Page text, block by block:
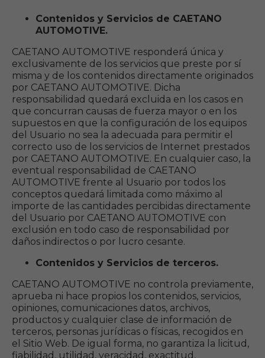
Contenidos y Servicios de CAETANO
AUTOMOTIVE.
CAETANO AUTOMOTIVE responderá única y
exclusivamente de los servicios que preste por sí
misma y de los contenidos directamente originados
por CAETANO AUTOMOTIVE. Dicha
responsabilidad quedará excluida en los casos en
que concurran causas de fuerza mayor o en los
supuestos en que la configuración de los equipos
del Usuario no sea la adecuada para permitir el
correcto uso de los servicios de Internet prestados
por CAETANO AUTOMOTIVE. En cualquier caso, la
eventual responsabilidad de CAETANO
AUTOMOTIVE frente al Usuario por todos los
conceptos quedará limitada como máximo al
importe de las cantidades percibidas directamente
del Usuario por CAETANO AUTOMOTIVE con
exclusión en todo caso de responsabilidad por
daños indirectos o por lucro cesante.
Contenidos y Servicios de terceros.
CAETANO AUTOMOTIVE no controla previamente,
aprueba ni hace propios los contenidos, servicios,
opiniones, comunicaciones datos, archivos,
productos y cualquier clase de información de
terceros, personas jurídicas o físicas, recogidos en
el Sitio Web. De igual forma, no garantiza la licitud,
fiabilidad, utilidad, veracidad, exactitud,